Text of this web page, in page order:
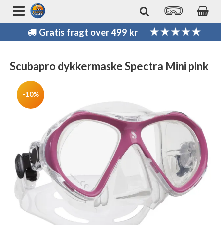
Gratis fragt over 499 kr
Scubapro dykkermaske Spectra Mini pink
-10%